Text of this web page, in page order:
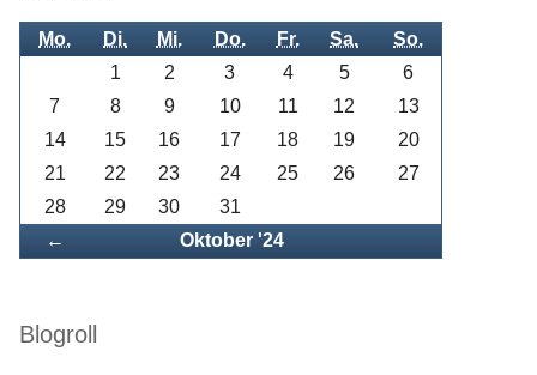
Mo. Di. Mi. Do. Fr. Sa. So.
← Oktober '24
1 2 3 4 5
6
7
8 9 10 11 12
13
14
15 16 17 18 19
20
21
22 23 24 25 26
27
28
29 30 31
Blogroll